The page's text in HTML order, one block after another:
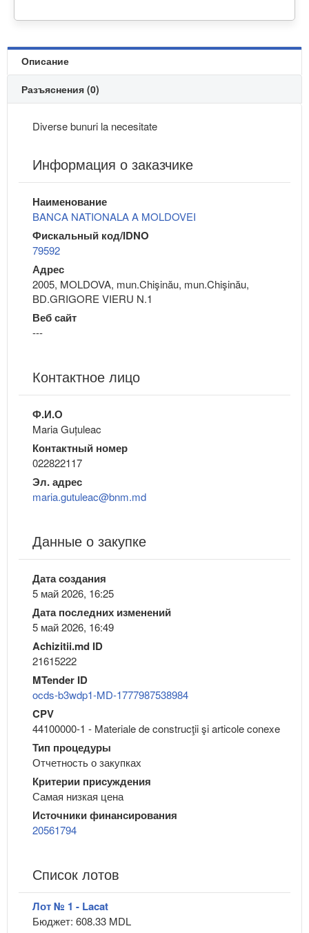
Описание
Разъяснения (0)
Diverse bunuri la necesitate
Информация о заказчике
Наименование
BANCA NATIONALA A MOLDOVEI
Фискальный код/IDNO
79592
Адрес
2005, MOLDOVA, mun.Chişinău, mun.Chişinău,
BD.GRIGORE VIERU N.1
Веб сайт
---
Контактное лицо
Ф.И.О
Maria Guțuleac
Контактный номер
022822117
Эл. адрес
maria.gutuleac@bnm.md
Данные о закупке
Дата создания
5 май 2026, 16:25
Дата последних изменений
5 май 2026, 16:49
Achizitii.md ID
21615222
MTender ID
ocds-b3wdp1-MD-1777987538984
CPV
44100000-1 - Materiale de construcţii şi articole conexe
Тип процедуры
Отчетность о закупках
Критерии присуждения
Самая низкая цена
Источники финансирования
20561794
Список лотов
Лот № 1 - Lacat
Бюджет: 608.33 MDL